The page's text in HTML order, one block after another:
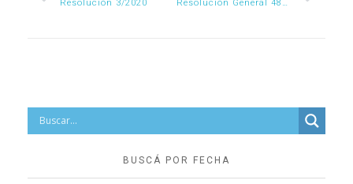
Resolución 3/2020 Resolución General 4840/2020
BUSCÁ POR FECHA